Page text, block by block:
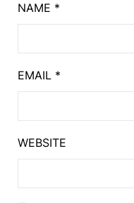
NAME *
EMAIL *
WEBSITE